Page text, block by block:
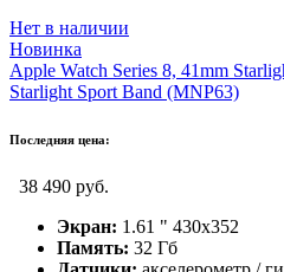
Нет в наличии
Новинка
Apple Watch Series 8, 41mm
Starlight Sport Band (MNP63)
Последняя цена:
38 490 руб.
Экран: 1.61 " 430x352
Память: 32 Гб